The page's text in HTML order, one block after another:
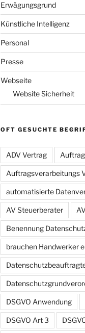
Erwägungsgrund
Künstliche Intelligenz
Personal
Presse
Webseite
Website Sicherheit
OFT GESUCHTE
ADV Vertrag
Auftragsverarbeitungs
automatisierte
AV Steuerberater
Benennung
brauchen Handwerker
DSGVO Anwendung
DSGVO Art 3